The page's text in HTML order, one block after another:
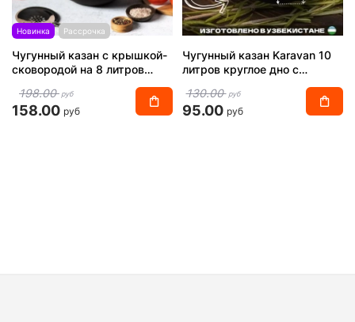
Новинка Рассрочка
Чугунный казан с крышкой-
сковородой на 8 литров
198.00 руб
158.00 руб
Чугунный казан Karavan 10
литров круглое дно с
130.00 руб
95.00 руб